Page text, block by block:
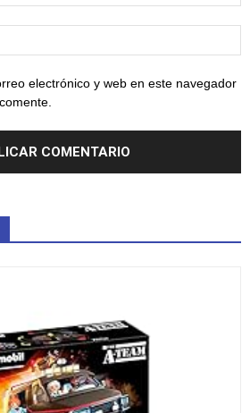
electrónico y web en este navegador